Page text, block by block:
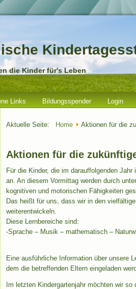
die Kinder für's Leben
Links Bildungsspender Login
Aktuelle Seite: Home Aktionen für die
Aktionen für die
Für die Kinder, die im darauffolgenden
an. An diesem Vormittag werden durch
kognitiven und motorischen Fähigkeiten
Das heißt für uns, dass wir in den
weiterentwickeln.
Diese Lernbereiche sind:
-Sprache – Musik – mathematisch –
Eine ausführliche Information über unsere
dem die betreffenden Eltern eingeladen
Im letzten Kindergartenjahr möchten wir